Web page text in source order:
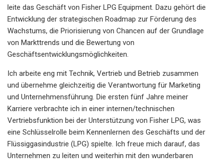
leite das Geschäft von Fisher LPG Equipment. Dazu gehört die
Entwicklung der strategischen Roadmap zur Förderung des
Wachstums, die Priorisierung von Chancen auf der Grundlage
von Markttrends und die Bewertung von
Geschäftsentwicklungsmöglichkeiten.
Ich arbeite eng mit Technik, Vertrieb und Betrieb zusammen
und übernehme gleichzeitig die Verantwortung für Marketing
und Unternehmensführung. Die ersten fünf Jahre meiner
Karriere verbrachte ich in einer internen/technischen
Vertriebsfunktion bei der Unterstützung von Fisher LPG, was
eine Schlüsselrolle beim Kennenlernen des Geschäfts und der
Flüssiggasindustrie (LPG) spielte. Ich freue mich darauf, das
Unternehmen zu leiten und weiterhin mit den wunderbaren